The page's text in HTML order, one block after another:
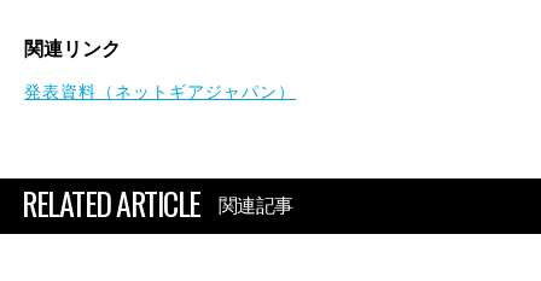
関連リンク
発表資料（ネットギアジャパン）
RELATED ARTICLE 関連記事